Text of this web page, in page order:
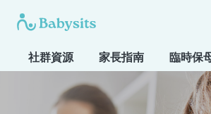
社群資源 家長指南 臨時保